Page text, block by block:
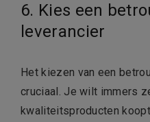
6. Kies een
leverancier
Het kiezen van een
cruciaal. Je wilt immers
kwaliteitsproducten